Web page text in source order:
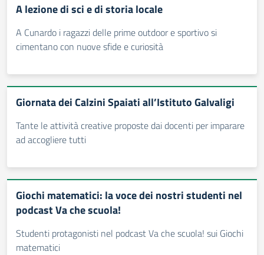
A lezione di sci e di storia locale
A Cunardo i ragazzi delle prime outdoor e sportivo si
cimentano con nuove sfide e curiosità
Giornata dei Calzini Spaiati all’Istituto Galvaligi
Tante le attività creative proposte dai docenti per imparare
ad accogliere tutti
Giochi matematici: la voce dei nostri studenti nel
podcast Va che scuola!
Studenti protagonisti nel podcast Va che scuola! sui Giochi
matematici